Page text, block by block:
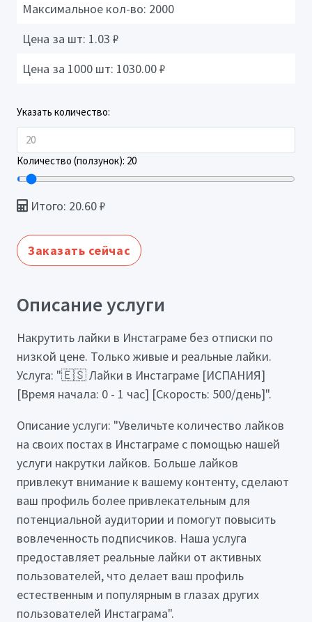
Максимальное кол-во: 2000
Цена за шт: 1.03 ₽
Цена за 1000 шт: 1030.00₽
Указать количество:
Количество (ползунок): 20
Итого: 20.60₽
Заказать сейчас
Описание услуги
Накрутить лайки в Инстаграме без отписки по
низкой цене. Только живые и реальные лайки.
Услуга: "🇪🇸 Лайки в Инстаграме [ИСПАНИЯ]
[Время начала: 0 - 1 час] [Скорость: 500/день]".
Описание услуги: "Увеличьте количество лайков
на своих постах в Инстаграме с помощью нашей
услуги накрутки лайков. Больше лайков
привлекут внимание к вашему контенту, сделают
ваш профиль более привлекательным для
потенциальной аудитории и помогут повысить
вовлеченность подписчиков. Наша услуга
предоставляет реальные лайки от активных
пользователей, что делает ваш профиль
естественным и популярным в глазах других
пользователей Инстаграма".